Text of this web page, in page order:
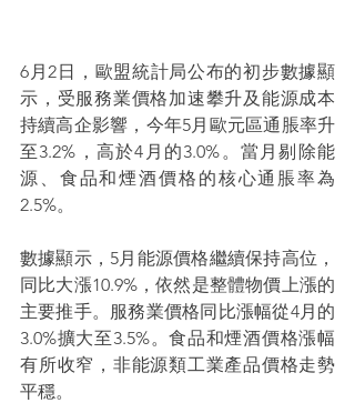
6月2日，歐盟統計局公布的初步數據顯
示，受服務業價格加速攀升及能源成本
持續高企影響，今年5月歐元區通脹率升
至3.2%，高於4月的3.0%。當月剔除能
源、食品和煙酒價格的核心通脹率為
2.5%。
數據顯示，5月能源價格繼續保持高位，
同比大漲10.9%，依然是整體物價上漲的
主要推手。服務業價格同比漲幅從4月的
3.0%擴大至3.5%。食品和煙酒價格漲幅
有所收窄，非能源類工業產品價格走勢
平穩。